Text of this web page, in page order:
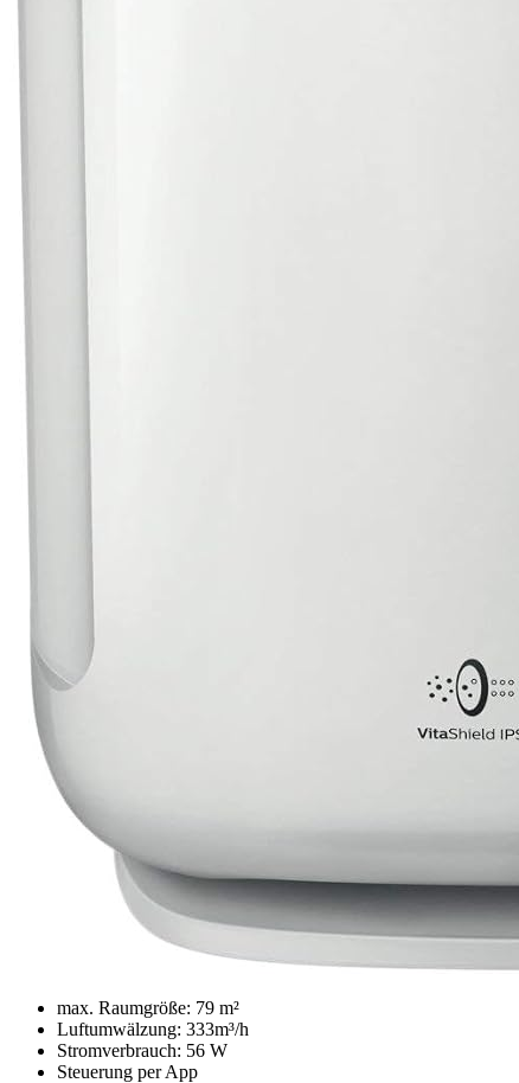
max. Raum­grö­ße: 79 m²
Luftum­wäl­zung: 333m³/h
Strom­ver­brauch: 56 W
Steuerung per App